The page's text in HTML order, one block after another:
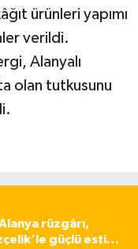
ürünleri yapımı
verildi.
Alanyalı
olan tutkusunu
rüzgârı,
güçlü esti…